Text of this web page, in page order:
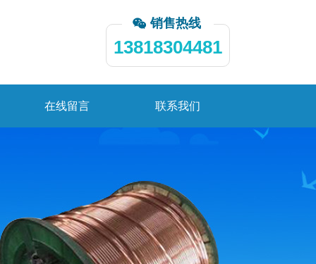
销售热线
13818304481
在线留言 联系我们